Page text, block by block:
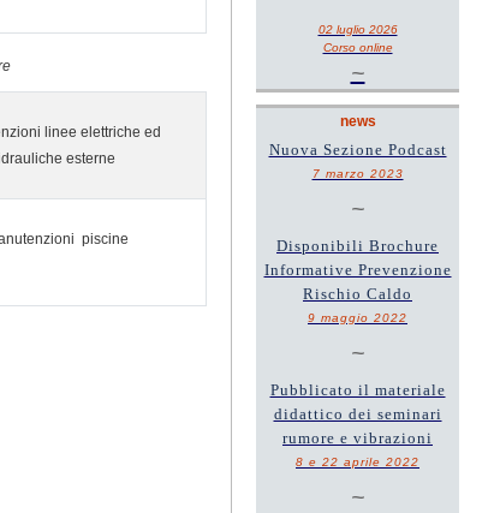
linee elettriche ed
esterne
piscine
02 luglio 2026
Corso online
~
news
Nuova Sezione Podcast
7 marzo 2023
~
Disponibili Brochure
Informative Prevenzione
Rischio Caldo
9 maggio 2022
~
Pubblicato il materiale
didattico dei seminari
rumore e vibrazioni
8 e 22 aprile 2022
~